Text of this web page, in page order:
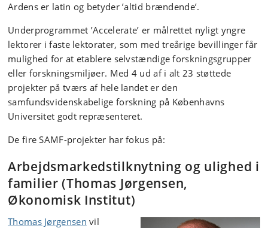
Ardens er latin og betyder ’altid brændende’.
Underprogrammet ’Accelerate’ er målrettet nyligt yngre
lektorer i faste lektorater, som med treårige bevillinger får
mulighed for at etablere selvstændige forskningsgrupper
eller forskningsmiljøer. Med 4 ud af i alt 23 støttede
projekter på tværs af hele landet er den
samfundsvidenskabelige forskning på Københavns
Universitet godt repræsenteret.
De fire SAMF-projekter har fokus på:
Arbejdsmarkedstilknytning og ulighed i
familier (Thomas Jørgensen,
Økonomisk Institut)
Thomas Jørgensen vil